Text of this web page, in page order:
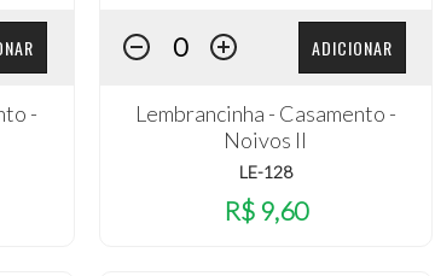
-
ADICIONAR
Lembrancinha - Casamento -
Noivos II
LE-128
R$ 9,60